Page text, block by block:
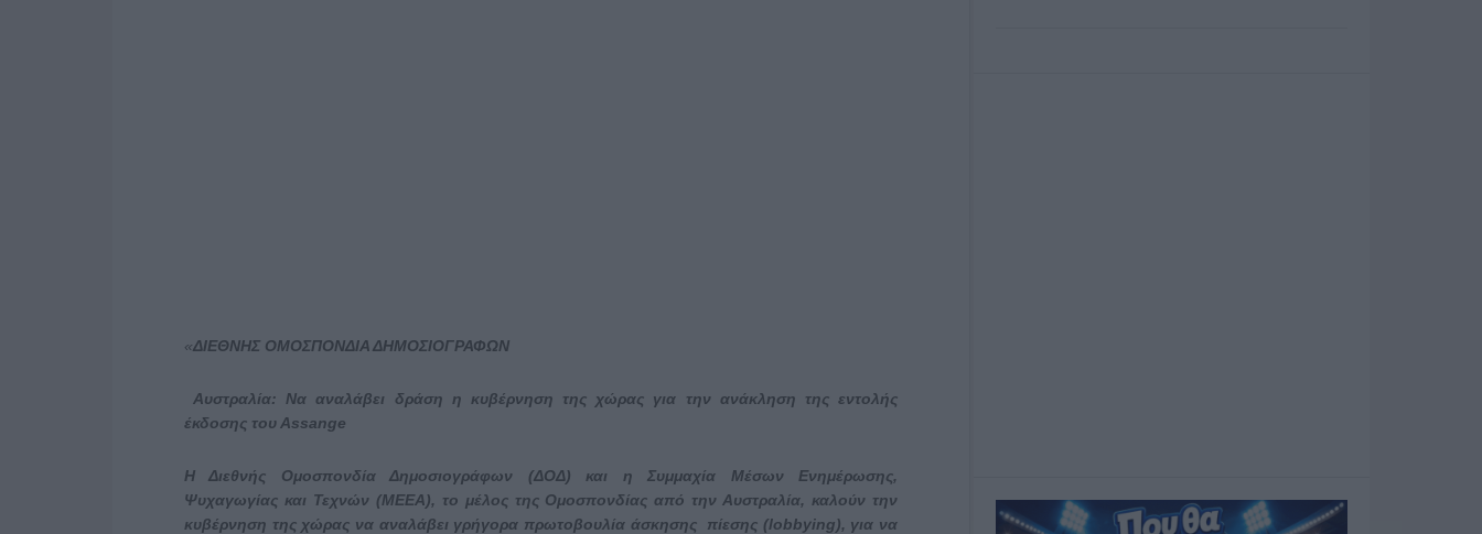
«ΔΙΕΘΝΗΣ ΟΜΟΣΠΟΝΔΙΑ ΔΗΜΟΣΙΟΓΡΑΦΩΝ
Αυστραλία: Να αναλάβει δράση η κυβέρνηση της χώρας για την ανάκληση της εντολής
έκδοσης του Αssange
Η Διεθνής Ομοσπονδία Δημοσιογράφων (ΔΟΔ) και η Συμμαχία Μέσων Ενημέρωσης,
Ψυχαγωγίας και Τεχνών (ΜΕΕΑ), το μέλος της Ομοσπονδίας από την Αυστραλία, καλούν την
κυβέρνηση της χώρας να αναλάβει γρήγορα πρωτοβουλία άσκησης πίεσης (lobbying), για να